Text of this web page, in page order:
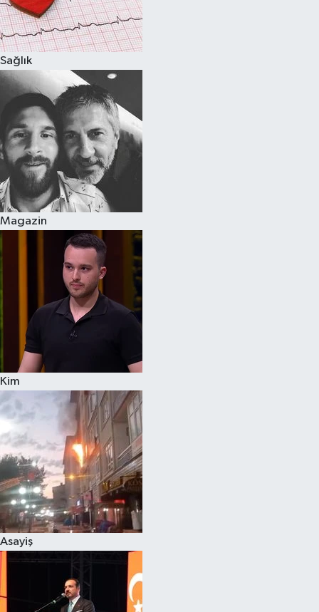
Sağlık
Magazin
Kim
Asayiş
Spor
Çocuk
Eğitim
Hava Durumu
Kadın
Kim kimdir?
Kültür Sanat
Sağlık
Siyaset
Teknoloji
Televizyon
Yaşam-Çevre